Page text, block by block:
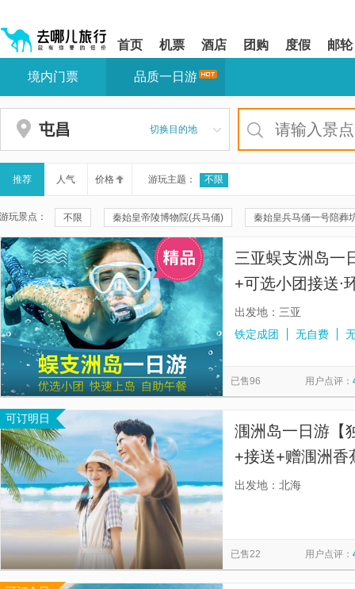
shift+enter
网
导
盲
导
模
式
您
站
区,
本
有
6
个
模
块,
按
下
Tab
键
览
息
首页 机票 酒店 团购 度假 邮轮
您
站
区
境内门票 品质一日游
屯昌 切换目的地
推荐 人气 价格 游玩主题： 不限
游玩景点： 不限 秦始皇帝陵博物院(兵马俑) 秦始皇兵马俑一号陪葬
秦兵马俑三号坑遗址 华清宫
兴坪古镇 秦兵马俑二号坑遗址大厅 遇龙河景区
珠海大剧院 周庄 云水谣景区
福建土楼(南靖)云水谣景区-怀远楼 福建土楼(南靖)云水谣景区-
情侣路 西安事变旧址五间厅
秦始皇帝陵博物院-丽山园 星光大道 漓
佛山市祖庙博物馆 金紫荆广场
三亚蜈支洲岛一
+可选小团接送∙
出发地：三亚
铁定成团
无自费
已售96 用户点评：
可订明日
涠洲岛一日游【
+接送+赠涠洲香
服务超万人，好
出发地：北海
已售22 用户点评：